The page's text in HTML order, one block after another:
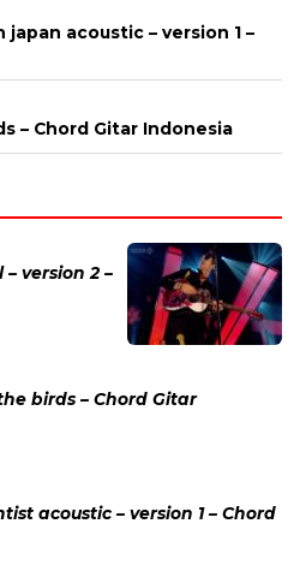
japan acoustic – version 1 –
– Chord Gitar Indonesia
version 2 –
birds – Chord Gitar
acoustic – version 1 – Chord